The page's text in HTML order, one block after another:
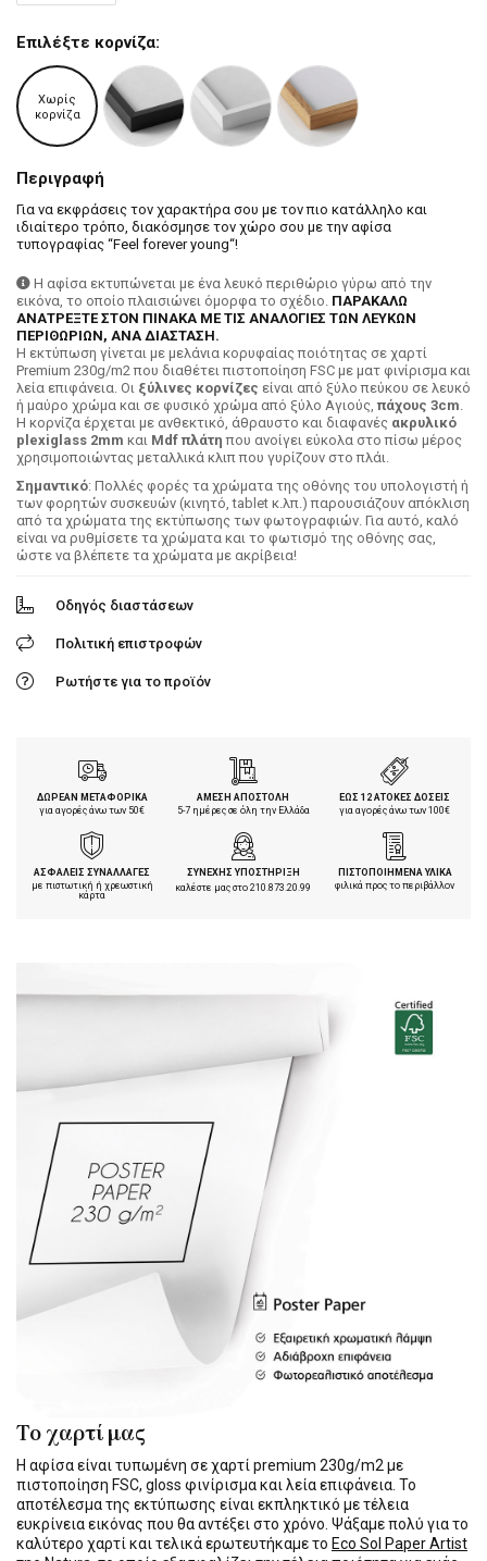
Επιλέξτε κορνίζα:
Χωρίς
κορνίζα
Περιγραφή
Για να εκφράσεις τον χαρακτήρα σου με τον πιο κατάλληλο και
ιδιαίτερο τρόπο, διακόσμησε τον χώρο σου με την αφίσα
τυπογραφίας “Feel forever young“!
Η αφίσα εκτυπώνεται με ένα λευκό περιθώριο γύρω από την
εικόνα, το οποίο πλαισιώνει όμορφα το σχέδιο. ΠΑΡΑΚΑΛΩ
ΑΝΑΤΡΕΞΤΕ ΣΤΟΝ ΠΙΝΑΚΑ ΜΕ ΤΙΣ ΑΝΑΛΟΓΙΕΣ ΤΩΝ ΛΕΥΚΩΝ
ΠΕΡΙΘΩΡΙΩΝ, ΑΝΑ ΔΙΑΣΤΑΣΗ.
H εκτύπωση γίνεται με μελάνια κορυφαίας ποιότητας σε χαρτί
Premium 230g/m2 που διαθέτει πιστοποίηση FSC με ματ φινίρισμα και
λεία επιφάνεια. Οι ξύλινες κορνίζες είναι από ξύλο πεύκου σε λευκό
ή μαύρο χρώμα και σε φυσικό χρώμα από ξύλο Αγιούς, πάχους 3cm.
Η κορνίζα έρχεται με ανθεκτικό, άθραυστο και διαφανές ακρυλικό
plexiglass 2mm και Mdf πλάτη που ανοίγει εύκολα στο πίσω μέρος
χρησιμοποιώντας μεταλλικά κλιπ που γυρίζουν στο πλάι.
Σημαντικό: Πολλές φορές τα χρώματα της οθόνης του υπολογιστή ή
των φορητών συσκευών (κινητό, tablet κ.λπ.) παρουσιάζουν απόκλιση
από τα χρώματα της εκτύπωσης των φωτογραφιών. Για αυτό, καλό
είναι να ρυθμίσετε τα χρώματα και το φωτισμό της οθόνης σας,
ώστε να βλέπετε τα χρώματα με ακρίβεια!
Οδηγός διαστάσεων
Πολιτική επιστροφών
Ρωτήστε για το προϊόν
ΔΩΡΕΑΝ ΜΕΤΑΦΟΡΙΚΑ
για αγορές άνω των 50€
ΑΜΕΣΗ ΑΠΟΣΤΟΛΗ
5-7 ημέρες σε όλη την Ελλάδα
ΕΩΣ 12 ΑΤΟΚΕΣ ΔΟΣΕΙΣ
για αγορές άνω των 100€
ΑΣΦΑΛΕΙΣ ΣΥΝΑΛΛΑΓΕΣ
με πιστωτική ή χρεωστική
κάρτα
ΣΥΝΕΧΗΣ ΥΠΟΣΤΗΡΙΞΗ
καλέστε μας στο210.873.20.99
ΠΙΣΤΟΠΟΙΗΜΕΝΑ ΥΛΙΚΑ
φιλικά προς το περιβάλλον
Το χαρτί μας
Η αφίσα είναι τυπωμένη σε χαρτί premium 230g/m2 με
πιστοποίηση FSC, gloss φινίρισμα και λεία επιφάνεια. Το
αποτέλεσμα της εκτύπωσης είναι εκπληκτικό με τέλεια
ευκρίνεια εικόνας που θα αντέξει στο χρόνο. Ψάξαμε πολύ για το
καλύτερο χαρτί και τελικά ερωτευτήκαμε το Eco Sol Paper Artist